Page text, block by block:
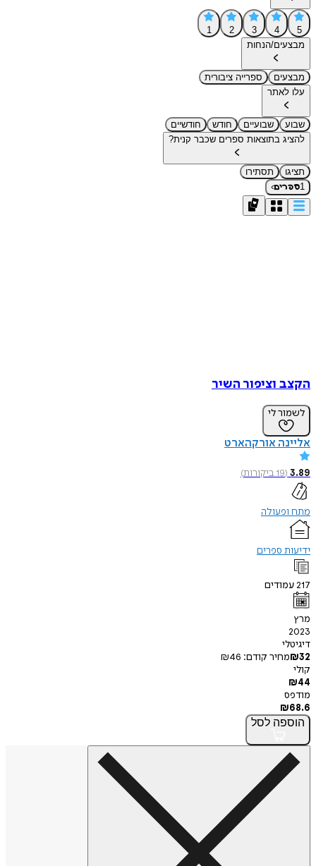
5
4
3
2
1
מבצעים/הנחות
מבצעים
ספרייה ציבורית
עלו לאתר
שבוע שבועיים חודש
חודשיים
להציג בתוצאות ספרים שכבר קנית?
תציגו
תסתירו
1ספרים›
הקצב וציפור השיר
לשמור לי
אליינה אורקהארט
3.89
(
19ביקורות)
מתח ופעולה
ידיעות ספרים
217עמודים
מרץ
2023
דיגיטלי
₪32 מחיר קודם: ₪46
קולי
₪44
מודפס
₪68.6
הוספה לסל